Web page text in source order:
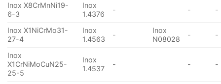
Inox X8CrMnNi19-
6-3
Inox
1.4376
- - -
Inox X1NiCrMo31-
27-4
Inox
1.4563
-
Inox
N08028
- -
Inox
X1CrNiMoCuN25-
25-5
Inox
1.4537
- - -